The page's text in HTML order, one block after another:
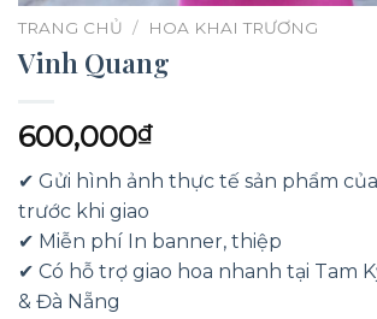
TRANG CHỦ / HOA KHAI TRƯƠNG
Vinh Quang
600,000₫
✔ Gửi hình ảnh thực tế sản phẩm
trước khi giao
✔ Miễn phí In banner, thiệp
✔ Có hỗ trợ giao hoa nhanh tại Tam
& Đà Nẵng